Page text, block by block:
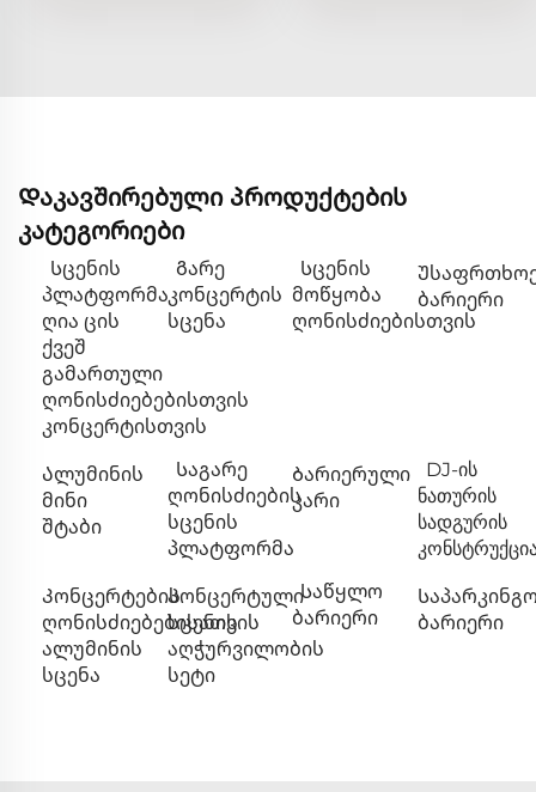
Დაკავშირებული პროდუქტების
კატეგორიები
Სცენის
პლატფორმა
ღია ცის
ქვეშ
გამართული
ღონისძიებებისთვის
კონცერტისთვის
Გარე
კონცერტის
სცენა
Სცენის
მოწყობა
ღონისძიებისთვის
ბარიერი
Ალუმინის
მინი
შტაბი
Საგარე
ღონისძიების
სცენის
პლატფორმა
Ბარიერული
კარი
DJ-ის
ნათურის
სადგურის
Კონცერტების
ღონისძიებებისათვის
ალუმინის
სცენა
Კონცერტული
სცენის
აღჭურვილობის
სეტი
Საწყლო
ბარიერი
ბარიერი